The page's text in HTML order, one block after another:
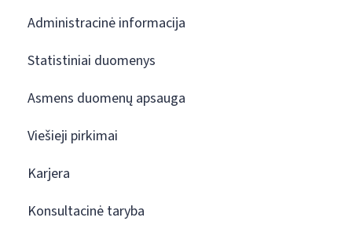
Administracinė informacija
Statistiniai duomenys
Asmens duomenų apsauga
Viešieji pirkimai
Karjera
Konsultacinė taryba